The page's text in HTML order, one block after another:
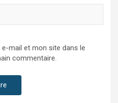
mail et mon site dans le
commentaire.